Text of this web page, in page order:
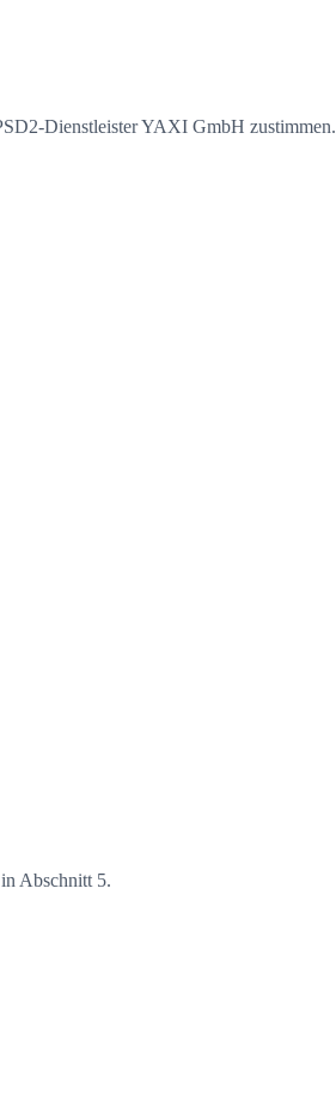
Dienstleister YAXI GmbH zustimmen.
Abschnitt 5.